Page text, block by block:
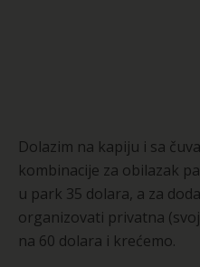
Dolazim na kapiju i sa
kombinacije za obilazak
u park 35 dolara, a za
organizovati privatna
na 60 dolara i krećemo.